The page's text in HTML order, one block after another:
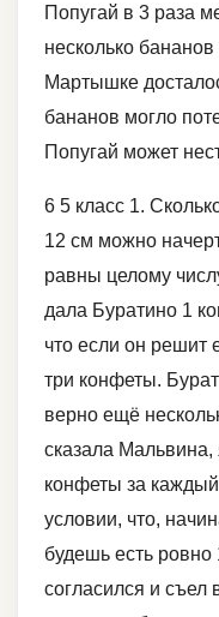
Попугай в 3 раза
несколько
Мартышке
бананов могло
Попугай может
6 5 класс 1.
12 см можно
равны целому
дала Буратино 1
что если он решит
три конфеты.
верно ещё
сказала Мальвина,
конфеты за
условии, что,
будешь есть
согласился и съел